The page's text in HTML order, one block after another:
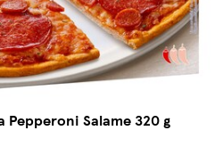
Pepperoni Salame 320 g